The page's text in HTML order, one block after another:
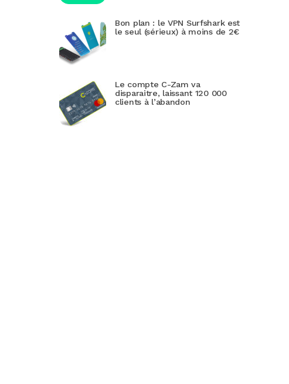
Bon plan : le VPN Surfshark est
le seul (sérieux) à moins de 2€
Le compte C-Zam va
disparaitre, laissant 120 000
clients à l’abandon